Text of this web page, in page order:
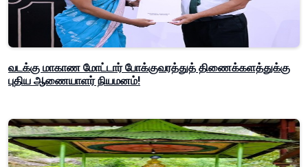
வடக்கு மாகாண மோட்டார் போக்குவரத்துத் திணைக்களத்துக்கு
புதிய ஆணையாளர் நியமனம்!